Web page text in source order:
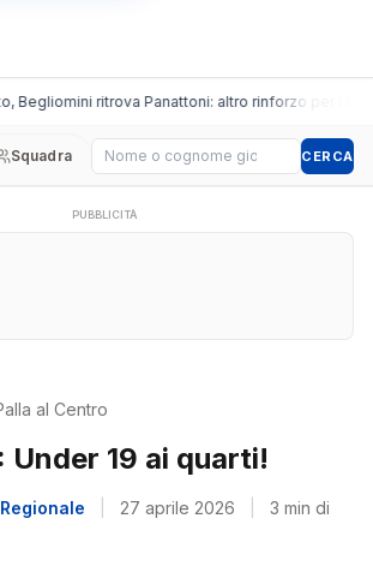
Begliomini ritrova Panattoni: altro rinforzo per i
Squadra Cerca giocatore CERCA
PUBBLICITÀ
al Centro
Under 19 ai quarti!
27 aprile 2026
3 min di